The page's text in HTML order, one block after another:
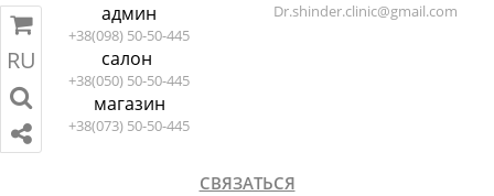
админ
+38(098) 50-50-445
салон
+38(050) 50-50-445
магазин
+38(073) 50-50-445
Dr.shinder.clinic@gmail.com
СВЯЗАТЬСЯ
ПЕРЕЙТИ В КОРЗИНУ
RU EN